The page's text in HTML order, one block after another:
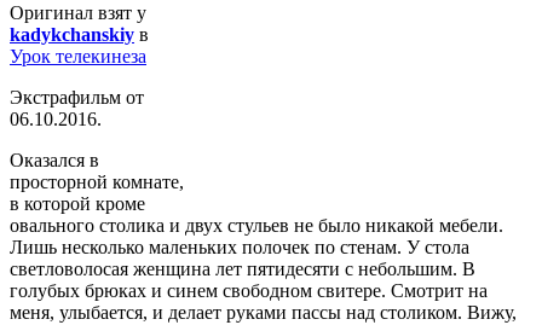
Оригинал взят у
kadykchanskiy в
Урок телекинеза
Экстрафильм от
06.10.2016.
Оказался в
просторной комнате,
в которой кроме
овального столика и двух стульев не было никакой мебели.
Лишь несколько маленьких полочек по стенам. У стола
светловолосая женщина лет пятидесяти с небольшим. В
голубых брюках и синем свободном свитере. Смотрит на
меня, улыбается, и делает руками пассы над столиком. Вижу,